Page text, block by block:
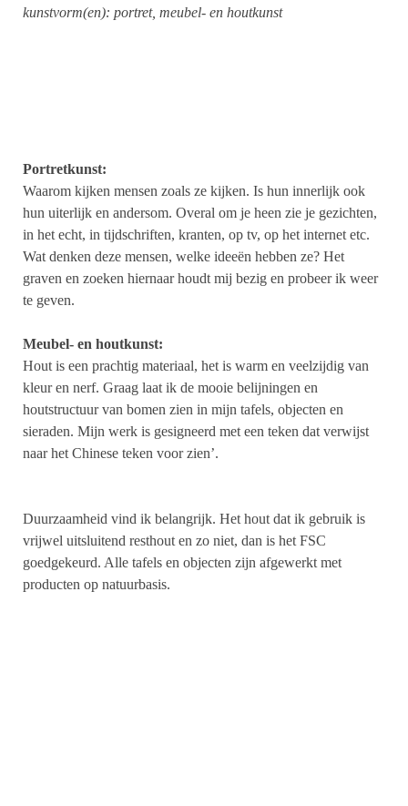
kunstvorm(en): portret, meubel- en houtkunst
Portretkunst:
Waarom kijken mensen zoals ze kijken. Is hun innerlijk ook
hun uiterlijk en andersom. Overal om je heen zie je gezichten,
in het echt, in tijdschriften, kranten, op tv, op het internet etc.
Wat denken deze mensen, welke ideeën hebben ze? Het
graven en zoeken hiernaar houdt mij bezig en probeer ik weer
te geven.
Meubel- en houtkunst:
Hout is een prachtig materiaal, het is warm en veelzijdig van
kleur en nerf. Graag laat ik de mooie belijningen en
houtstructuur van bomen zien in mijn tafels, objecten en
sieraden. Mijn werk is gesigneerd met een teken dat verwijst
naar het Chinese teken voor zien’.
Duurzaamheid vind ik belangrijk. Het hout dat ik gebruik is
vrijwel uitsluitend resthout en zo niet, dan is het FSC
goedgekeurd. Alle tafels en objecten zijn afgewerkt met
producten op natuurbasis.